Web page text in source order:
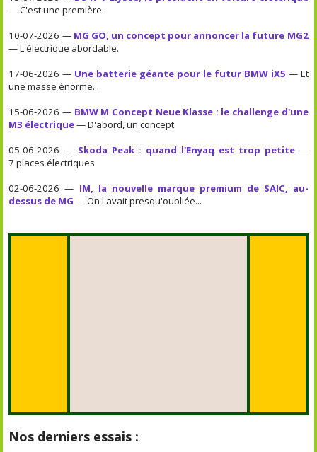
— C'est une première.
10-07-2026 — MG GO, un concept pour annoncer la future MG2
— L'électrique abordable.
17-06-2026 — Une batterie géante pour le futur BMW iX5 — Et
une masse énorme...
15-06-2026 — BMW M Concept Neue Klasse : le challenge d'une
M3 électrique— D'abord, un concept.
05-06-2026 — Skoda Peak : quand l'Enyaq est trop petite—
7 places électriques.
02-06-2026 — IM, la nouvelle marque premium de SAIC, au-
dessus de MG — On l'avait presqu'oubliée...
Nos derniers essais :